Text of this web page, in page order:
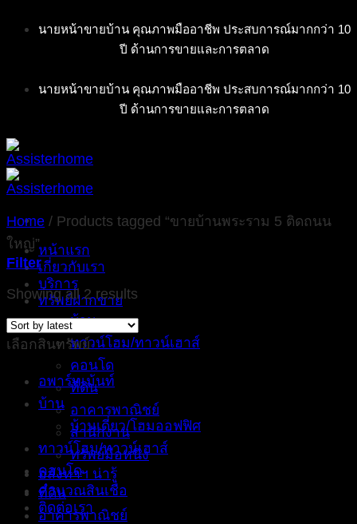
Skip
นายหน้าขายบ้าน คุณภาพมืออาชีพ ประสบการณ์มากกว่า 10
ปี ด้านการขายและการตลาด
นายหน้าขายบ้าน คุณภาพมืออาชีพ ประสบการณ์มากกว่า 10
ปี ด้านการขายและการตลาด
หน้าแรก
เกี่ยวกับเรา
บริการ
ทรัพย์ฝากขาย
บ้าน
ทาวน์โฮม/ทาวน์เฮาส์
คอนโด
ที่ดิน
อาคารพาณิชย์
สำนักงาน
ทรัพย์มือหนึ่ง
อสังหาฯ น่ารู้
คำนวณสินเชื่อ
ติดต่อเรา
Home / Products tagged “ขายบ้านพระราม 5 ติดถนน
ใหญ่”
Filter
Showing all 2 results
เลือกสินทรัพย์
อพาร์ทเม้นท์
บ้าน
บ้านเดี่ยว/โฮมออฟฟิศ
ทาวน์โฮม/ทาวน์เฮาส์
คอนโด
ที่ดิน
อาคารพาณิชย์